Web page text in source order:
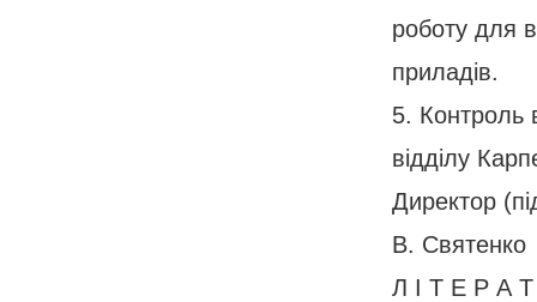
роботу для
приладів.
5. Контроль
відділу
Директор
В. Святенко
Л І Т Е Р А